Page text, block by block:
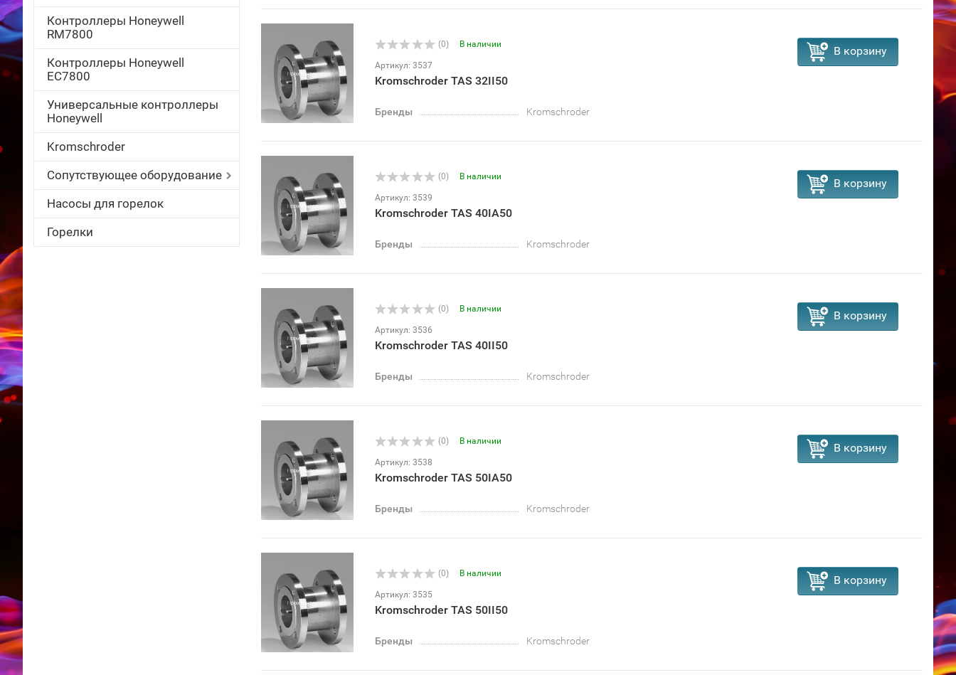
Контроллеры Honeywell
RM7800
Контроллеры Honeywell
EC7800
Универсальные контроллеры
Honeywell
Kromschroder
Сопутствующее оборудование
Насосы для горелок
Горелки
(0) В наличии
Артикул: 3537
Kromschroder TAS 32II50
Бренды Kromschroder
В корзину
(0) В наличии
Артикул: 3539
Kromschroder TAS 40IA50
Бренды Kromschroder
В корзину
(0) В наличии
Артикул: 3536
Kromschroder TAS 40II50
Бренды Kromschroder
В корзину
(0) В наличии
Артикул: 3538
Kromschroder TAS 50IA50
Бренды Kromschroder
В корзину
(0) В наличии
Артикул: 3535
Kromschroder TAS 50II50
Бренды Kromschroder
В корзину